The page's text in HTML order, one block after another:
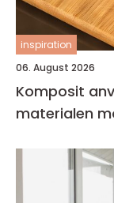
inspiration
06. August 2026
Komposit
materialen